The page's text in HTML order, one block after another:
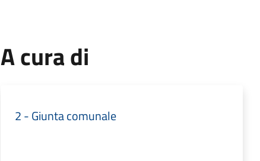
A cura di
2 - Giunta comunale